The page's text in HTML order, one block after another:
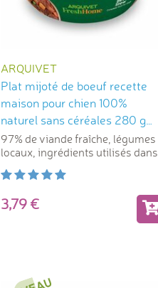
ARQUIVET
Plat mijoté de boeuf recette
maison pour chien 100%
naturel sans céréales 280 g
Arquivet
97% de viande fraîche, légumes
locaux, ingrédients utilisés dans
l'alimentation humaine
3,79